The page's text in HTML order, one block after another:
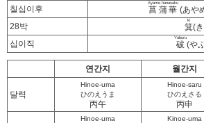
칠십이후 菖蒲華
Ayame hanasaku
(あや
28박
箕
ki
(
십이직
破
Yaburu
(や
연간지 월간지
달력
Hinoe-uma
ひのえうま
丙午
Hinoe-saru
ひのえさる
丙申
Hinoe-uma
Kinoe-uma